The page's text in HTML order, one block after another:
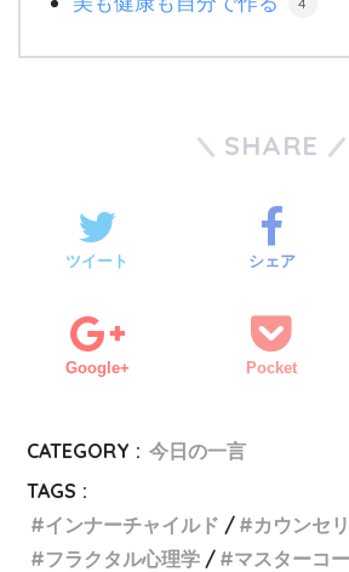
SHARE
ツイート シェア
Google+ Pocket
CATEGORY : 今日の一言
TAGS :
インナーチャイルド
カウンセ
フラクタル心理学
マスターコ